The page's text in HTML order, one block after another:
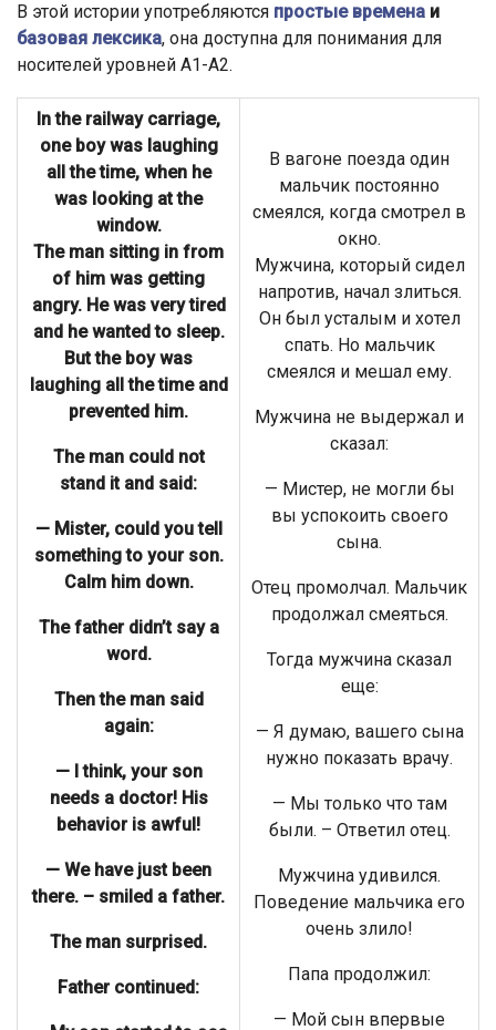
В этой истории употребляются простые времена и
базовая лексика, она доступна для понимания для
носителей уровней А1-А2.
In the railway carriage,
one boy was laughing
all the time, when he
was looking at the
window.
The man sitting in from
of him was getting
angry. He was very tired
and he wanted to sleep.
But the boy was
laughing all the time and
prevented him.
The man could not
stand it and said:
— Mister, could you tell
something to your son.
Calm him down.
The father didn’t say a
word.
Then the man said
again:
— I think, your son
needs a doctor! His
behavior is awful!
— We have just been
there. – smiled a father.
The man surprised.
Father continued:
В вагоне поезда один
мальчик постоянно
смеялся, когда смотрел в
окно.
Мужчина, который сидел
напротив, начал злиться.
Он был усталым и хотел
спать. Но мальчик
смеялся и мешал ему.
Мужчина не выдержал и
сказал:
— Мистер, не могли бы
вы успокоить своего
сына.
Отец промолчал. Мальчик
продолжал смеяться.
Тогда мужчина сказал
еще:
— Я думаю, вашего сына
нужно показать врачу.
— Мы только что там
были. – Ответил отец.
Мужчина удивился.
Поведение мальчика его
очень злило!
Папа продолжил:
— Мой сын впервые